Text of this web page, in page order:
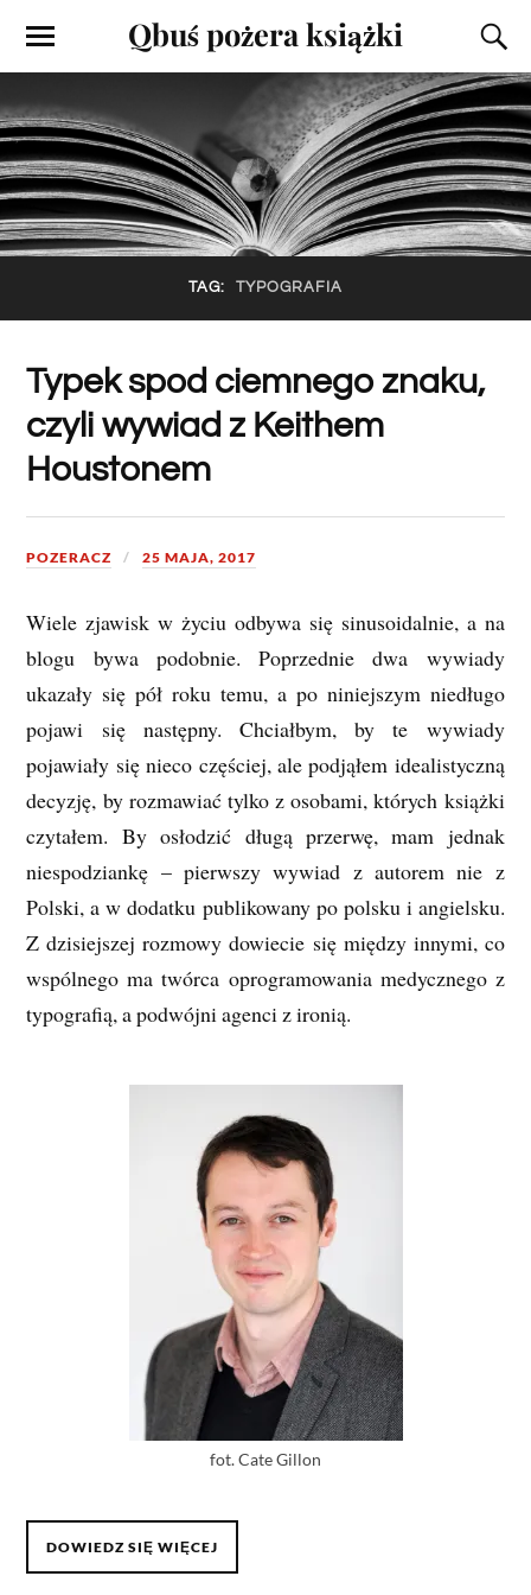
Qbuś pożera książki
TAG: TYPOGRAFIA
Typek spod ciemnego znaku,
czyli wywiad z Keithem
Houstonem
POZERACZ 25 MAJA, 2017
Wiele zjawisk w życiu odbywa się sinusoidalnie, a na
blogu bywa podobnie. Poprzednie dwa wywiady
ukazały się pół roku temu, a po niniejszym niedługo
pojawi się następny. Chciałbym, by te wywiady
pojawiały się nieco częściej, ale podjąłem idealistyczną
decyzję, by rozmawiać tylko z osobami, których książki
czytałem. By osłodzić długą przerwę, mam jednak
niespodziankę – pierwszy wywiad z autorem nie z
Polski, a w dodatku publikowany po polsku i angielsku.
Z dzisiejszej rozmowy dowiecie się między innymi, co
wspólnego ma twórca oprogramowania medycznego z
typografią, a podwójni agenci z ironią.
fot. Cate Gillon
DOWIEDZ SIĘ WIĘCEJ